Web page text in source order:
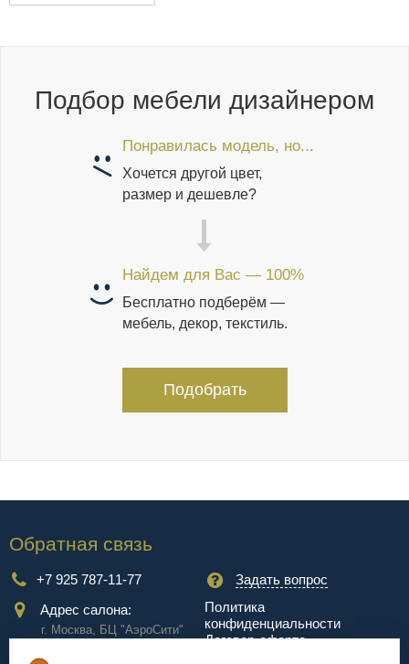
Подбор мебели дизайнером
Понравилась модель, но...
Хочется другой цвет,
размер и дешевле?
Найдем для Вас — 100%
Бесплатно подберём —
мебель, декор, текстиль.
Подобрать
Обратная связь
+7 925 787-11-77
Задать вопрос
Адрес салона:
г. Москва, БЦ "АэроCити"
Куркинское ш., стр.2, 17
этаж
Политика
конфиденциальности
Договор-оферта